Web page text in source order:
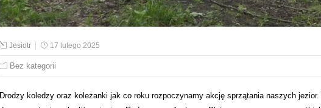
Jesiotr 17 lutego 2025
Bez kategorii
Drodzy koledzy oraz koleżanki jak co roku rozpoczynamy akcję sprzątania naszych